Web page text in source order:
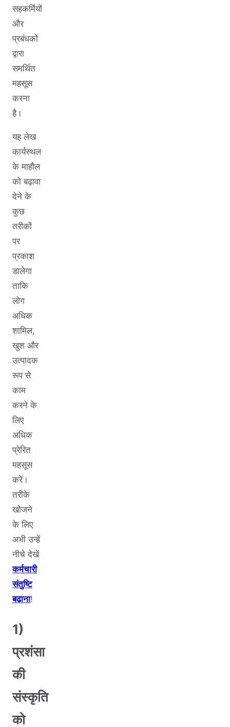
सहकर्मियों
और
प्रबंधकों
द्वारा
समर्थित
महसूस
करना
है।
यह लेख
कार्यस्थल
के माहौल
को बढ़ावा
देने के
कुछ
तरीकों
पर
प्रकाश
डालेगा
ताकि
लोग
अधिक
शामिल,
खुश और
उत्पादक
रूप से
काम
करने के
लिए
अधिक
प्रेरित
महसूस
करें।
तरीके
खोजने
के लिए
अभी उन्हें
नीचे देखें
कर्मचारी
संतुष्टि
बढ़ाना!
1)
प्रशंसा
की
संस्कृति
को